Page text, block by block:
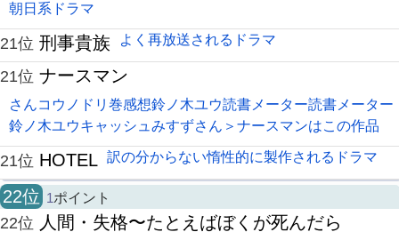
朝日系ドラマ
21位 刑事貴族 よく再放送されるドラマ
21位 ナースマン
さんコウノドリ巻感想鈴ノ木ユウ読書メーター読書メーター
鈴ノ木ユウキャッシュみすずさん＞ナースマンはこの作品
21位 HOTEL 訳の分からない惰性的に製作されるドラマ
22位 1ポイント
22位 人間・失格〜たとえばぼくが死んだら